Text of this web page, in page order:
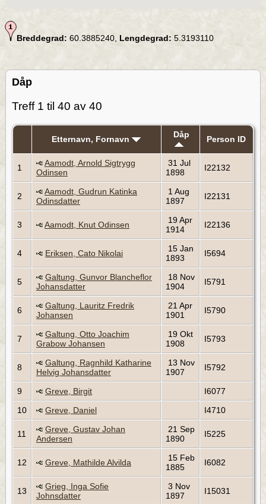
Breddegrad: 60.3885240, Lengdegrad: 5.3193110
Dåp
Treff 1 til 40 av 40
Etternavn, Fornavn Dåp Person ID
1
Aamodt, Arnold Sigtrygg
Odinsen
31 Jul
1898
I22132
2
Aamodt, Gudrun Katinka
Odinsdatter
1 Aug
1897
I22131
3 Aamodt, Knut Odinsen
19 Apr
1914
I22136
4 Eriksen, Cato Nikolai
15 Jan
1893
I5694
5
Galtung, Gunvor Blancheflor
Johansdatter
18 Nov
1904
I5791
6
Galtung, Lauritz Fredrik
Johansen
21 Apr
1901
I5790
7
Galtung, Otto Joachim
Grabow Johansen
19 Okt
1908
I5793
8
Galtung, Ragnhild Katharine
Helvig Johansdatter
13 Nov
1907
I5792
9 Greve, Birgit
I6077
10
Greve, Daniel I4710
11
Greve, Gustav Johan
Andersen
21 Sep
1890
I5225
12 Greve, Mathilde Alvilda
15 Feb
1885
I6082
13
Grieg, Inga Sofie
Johnsdatter
3 Nov
1897
I15031